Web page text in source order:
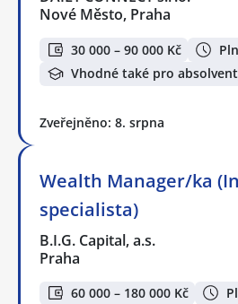
Nové Město, Praha
30 000 – 90 000 Kč
Vhodné také pro
Zveřejněno: 8. srpna
Wealth Manager/ka
specialista)
B.I.G. Capital, a.s.
Praha
60 000 – 180 000 Kč